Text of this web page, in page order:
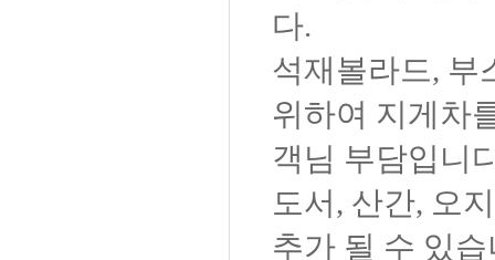
다.
석재볼라드, 부
위하여 지게차
객님 부담입니
도서, 산간, 오
추가 될 수 있